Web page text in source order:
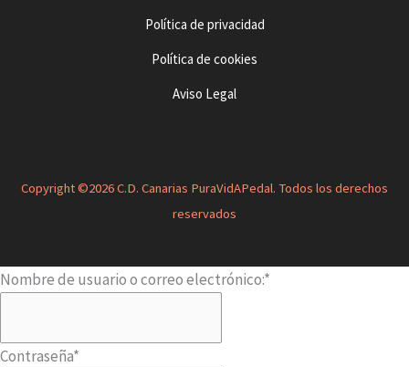
Política de privacidad
Política de cookies
Aviso Legal
Copyright ©2026 C.D. Canarias PuraVidAPedal. Todos los derechos
reservados
Nombre de usuario o correo electrónico:*
Contraseña*